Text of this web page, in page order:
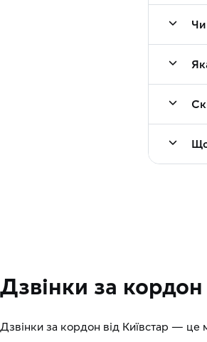
Чи
Дзвінки за кордон
Дзвінки за кордон від Київстар — це